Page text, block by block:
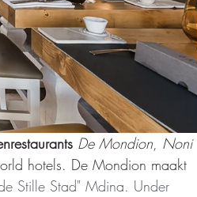
De Mondion, Noni
hotels. De Mondion maakt
Stille Stad" Mdina. Under